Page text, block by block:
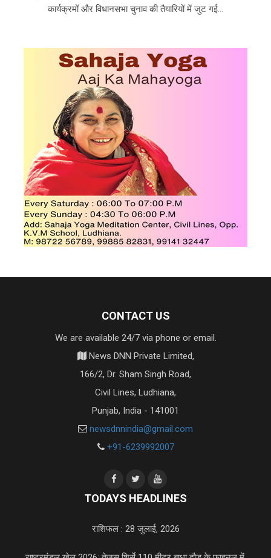
कार्यक्रमों और विधानसभा चुनाव की तैयारियों में जुट गई...
CONTACT US
We are available 24/7 via phone or email.
News DNN Private Limited,
166/2, Dr. Sham Singh Road,
Civil Lines, Ludhiana,
Punjab, India - 141001
newsdnnindia@gmail.com
+91-6239992007
TODAYS HEADLINES
राशिफल : 28 जुलाई, 2026